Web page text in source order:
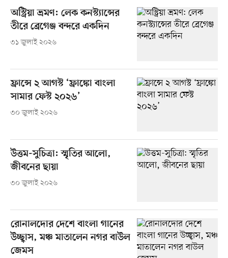
অস্ট্রিয়া ভ্রমণ: লেক কনস্ট্যান্সের
তীরে ব্রেগেঞ্জ বন্দরে একদিন
৩১ জুলাই ২০২৬
ফ্রান্সে ২ আগস্ট ‘ফ্রাঙ্কো বাংলা
সামার ফেস্ট ২০২৬’
৩০ জুলাই ২০২৬
উত্তম-সুচিত্রা: স্মৃতির আলো,
জীবনের ছায়া
৩০ জুলাই ২০২৬
রোনালদোর দেশে বাংলা গানের
উচ্ছ্বাস, মঞ্চ মাতালেন নগর বাউল
জেমস